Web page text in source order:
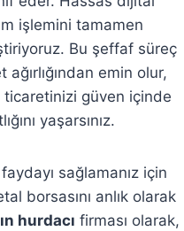
işlemini tamamen
Bu şeffaf süreç
emin olur,
ticaretinizi güven içinde
yaşarsınız.
sağlamanız için
borsasını anlık olarak
hurdacı firması olarak,